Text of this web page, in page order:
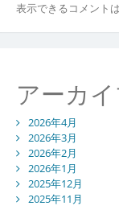
表示できるコメント
アーカ
2026年4月
2026年3月
2026年2月
2026年1月
2025年12月
2025年11月